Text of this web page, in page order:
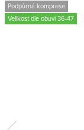
Podpůrná komprese
Velikost dle obuvi 36-47